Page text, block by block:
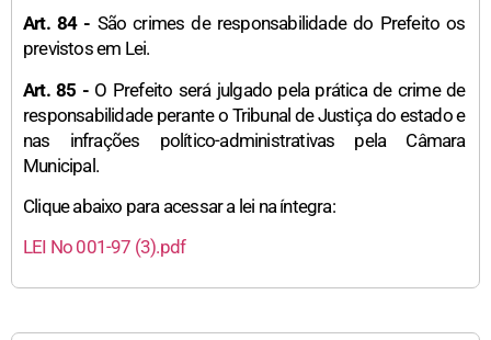
Art. 84 - São crimes de responsabilidade do Prefeito os
previstos em Lei.
Art. 85 -O Prefeito será julgado pela prática de crime de
responsabilidade perante o Tribunal de Justiça do estado e
nas infrações político-administrativas pela Câmara
Municipal.
Clique abaixo para acessar a lei na íntegra:
LEI No 001-97 (3).pdf